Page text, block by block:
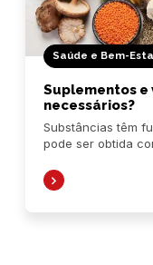
Saúde e Bem-
Suplementos e
necessários?
Substâncias têm
pode ser obtida